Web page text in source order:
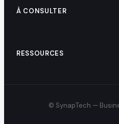
À CONSULTER
RESSOURCES
© SynapTech —